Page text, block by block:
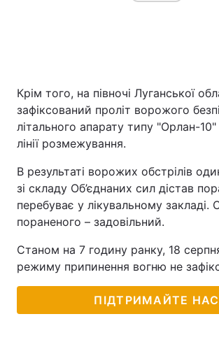
Крім того, на півночі Луганської
зафіксований проліт ворожого
літального апарату типу "Орлан-
лінії розмежування.
В результаті ворожих обстрілів
зі складу Об’єднаних сил дістав
перебуває у лікувальному закладі.
пораненого – задовільний.
Станом на 7 годину ранку, 18
режиму припинення вогню не
ПІДТРИМАЙТЕ НАС